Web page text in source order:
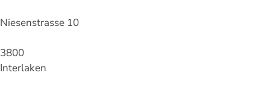
Niesenstrasse 10
3800
Interlaken